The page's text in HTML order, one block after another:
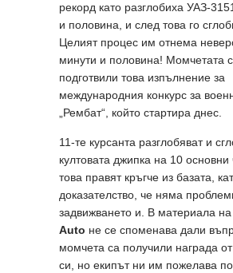
рекорд като разглобиха УАЗ-
и половина, и след това го
Целият процес им отнема
минути и половина! Момчетата
подготвили това изпълнение за
международния конкурс за
„Рембат“, който стартира днес.
11-те курсанта разглобяват и
култовата джипка на 10 основни
това правят кръгче из базата,
доказателство, че няма
задвижването и. В материала на
Auto не се споменава дали
момчета са получили награда
си, но екипът ни им пожелава